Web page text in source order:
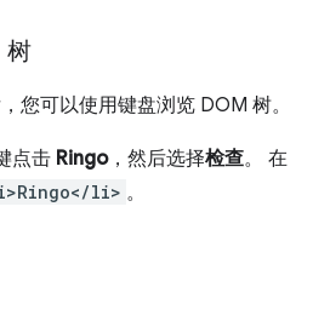
树
您可以使用键盘浏览 DOM 树。
点击 Ringo，然后选择检查。 在
li> 。